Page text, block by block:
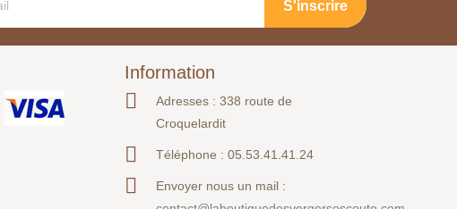
Information
Adresses : 338 route de
Croquelardit
Téléphone : 05.53.41.41.24
Envoyer nous un mail :